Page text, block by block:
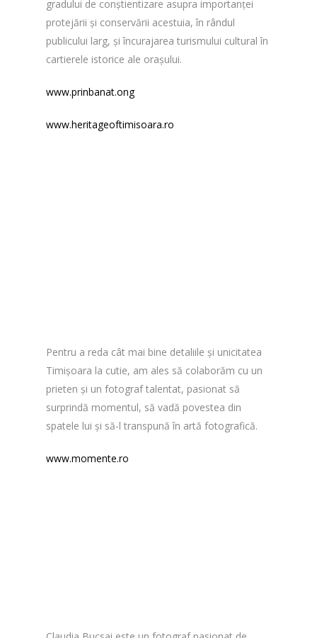
gradului de conștientizare asupra importanței
protejării și conservării acestuia, în rândul
publicului larg, și încurajarea turismului cultural în
cartierele istorice ale orașului.
www.prinbanat.ong
www.heritageoftimisoara.ro
Pentru a reda cât mai bine detaliile și unicitatea
Timișoara la cutie, am ales să colaborăm cu un
prieten și un fotograf talentat, pasionat să
surprindă momentul, să vadă povestea din
spatele lui și să-l transpună în artă fotografică.
www.momente.ro